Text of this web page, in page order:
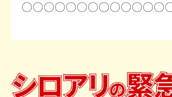
〇〇〇〇〇〇〇〇〇〇〇〇〇